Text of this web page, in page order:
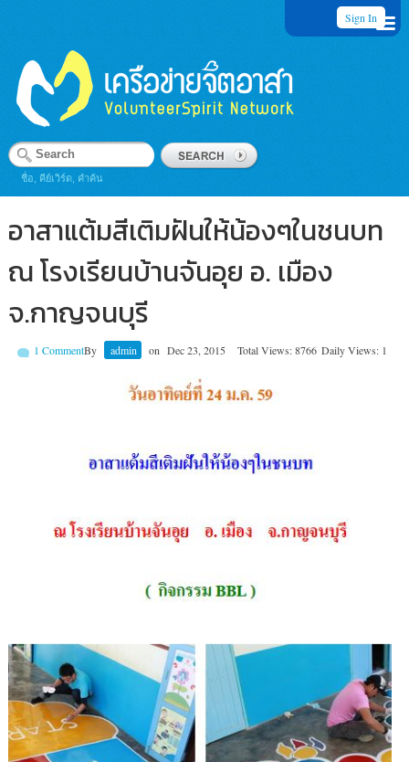
Sign In
ชื่อ, คีย์เวิร์ด, คำค้น
อาสาแต้มสีเติมฝันให้น้องๆในชนบท
ณ โรงเรียนบ้านจันอุย อ. เมือง
จ.กาญจนบุรี
By admin on Dec 23, 2015 Total Views: 8766 Daily Views: 1
1 Comment